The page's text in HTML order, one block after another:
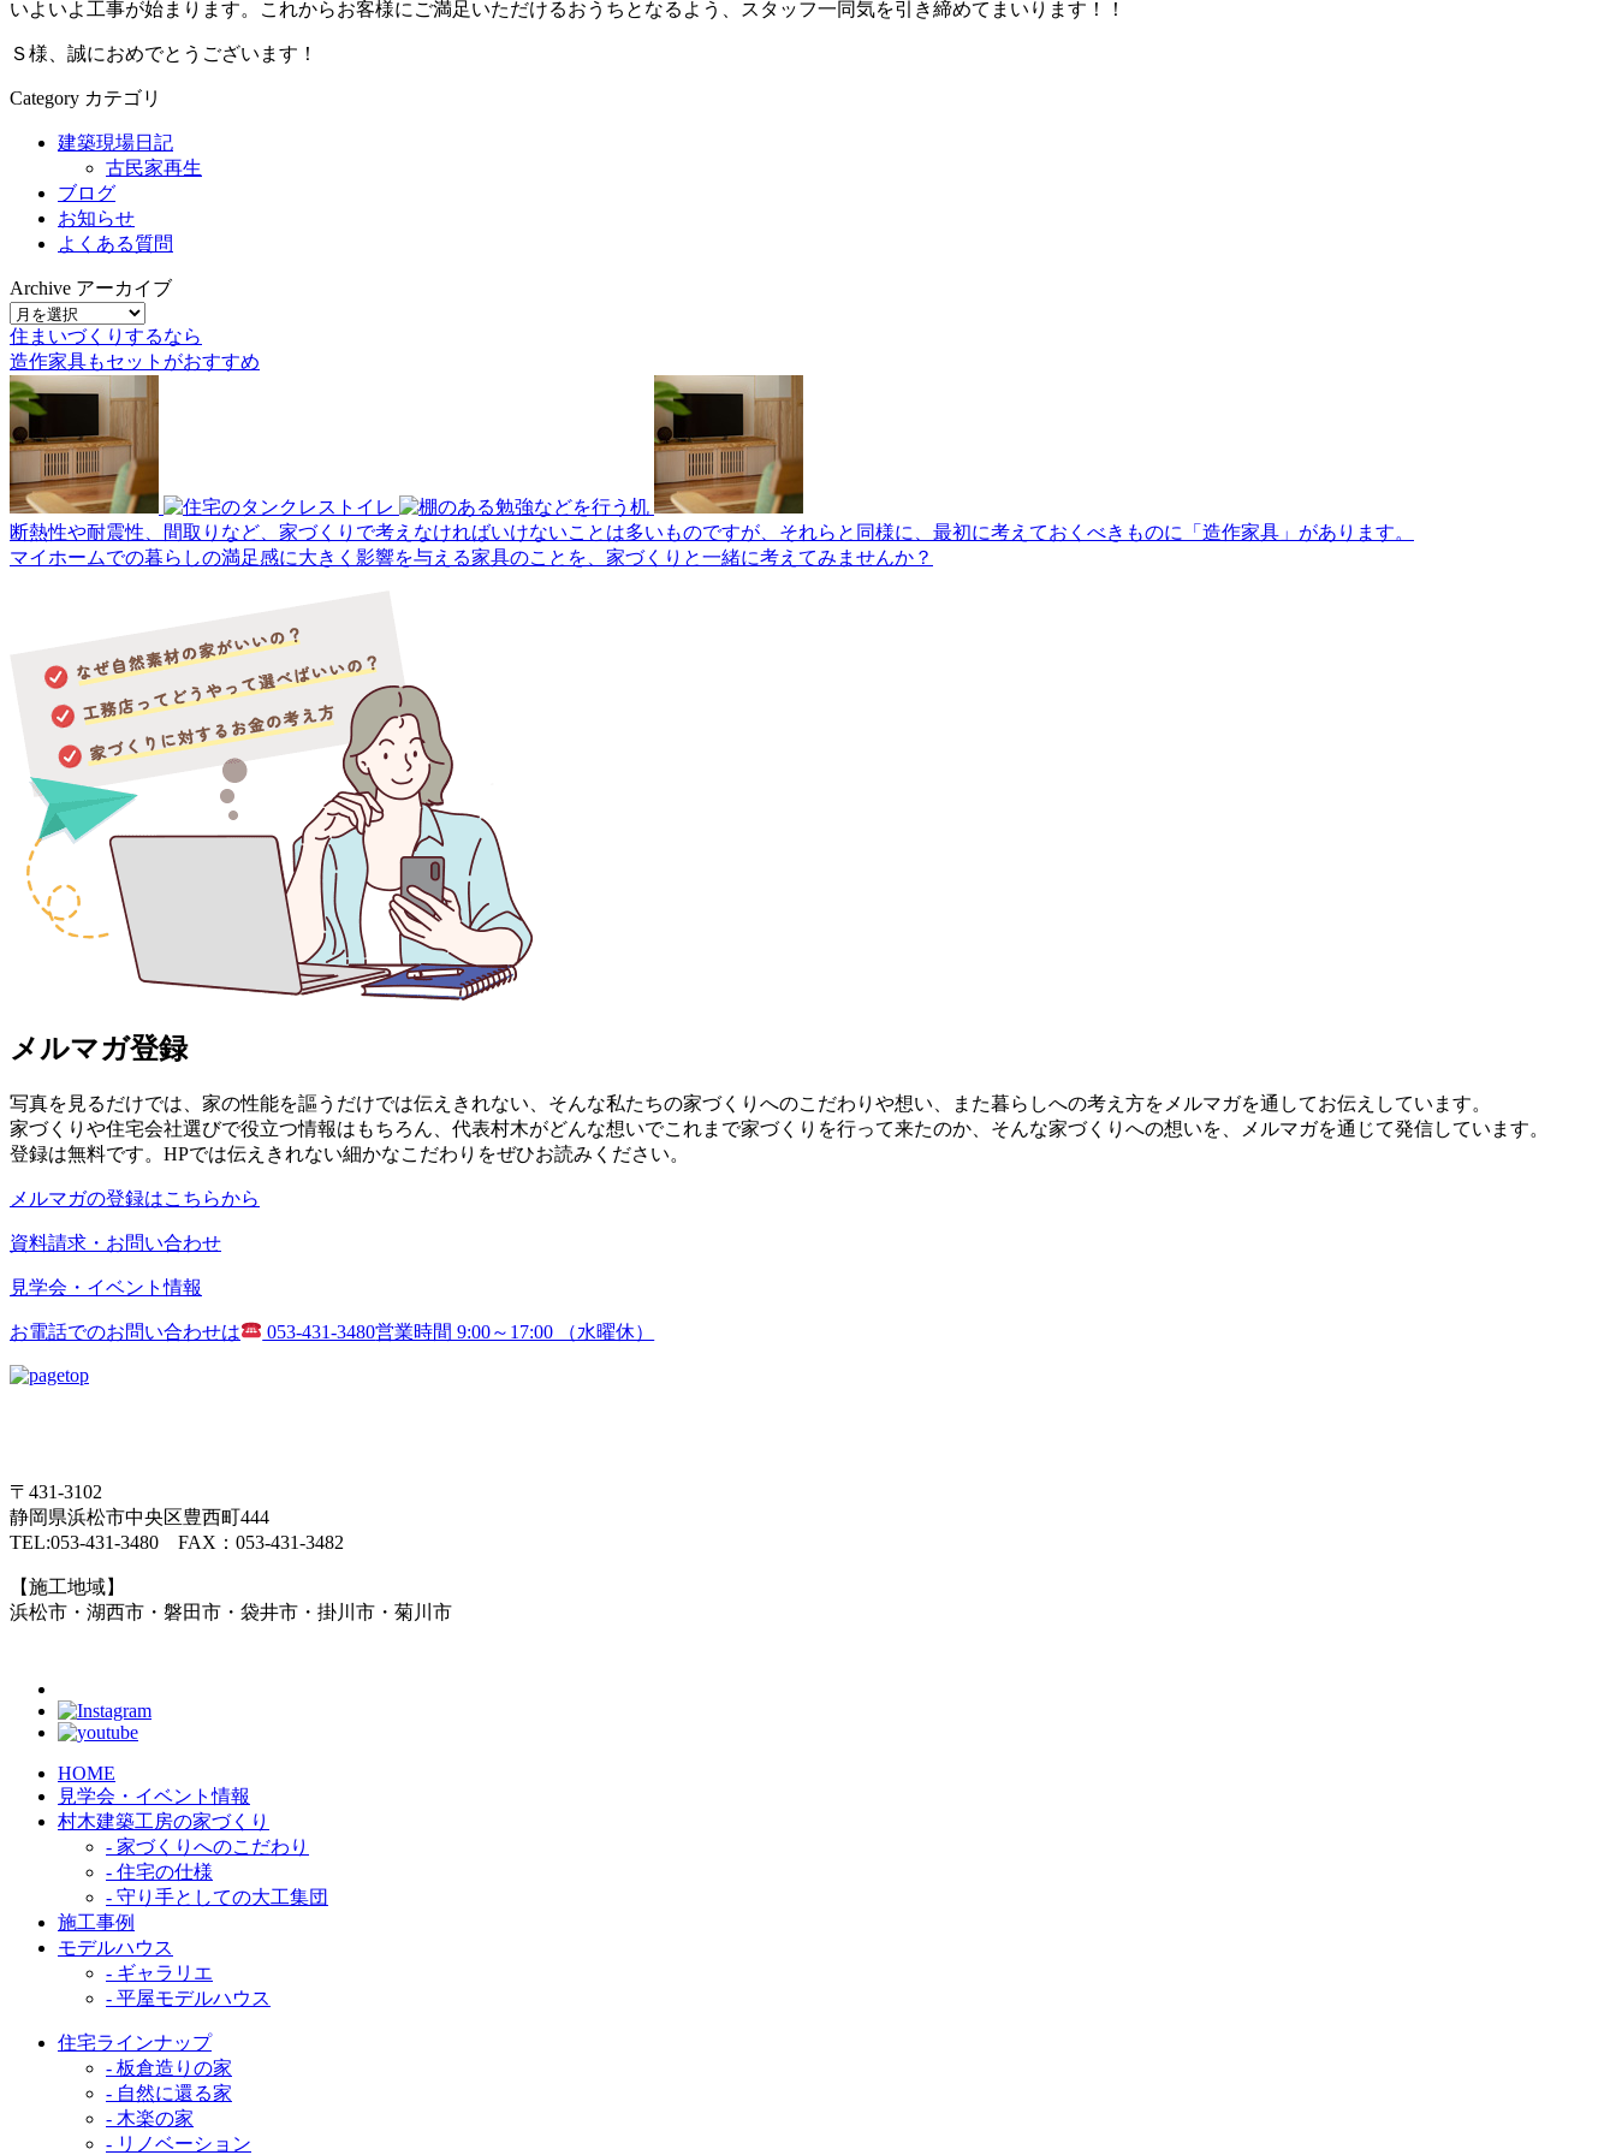
いよいよ工事が始まります。これからお客様にご満足いただけるおうちとなるよう、スタッフ一同気を引き締めてまいります！！
Ｓ様、誠におめでとうございます！
Category カテゴリ
建築現場日記
古民家再生
ブログ
お知らせ
よくある質問
Archive アーカイブ
住まいづくりするなら
造作家具もセット がおすすめ
断熱性や耐震性、間取りなど、家づくりで考えなければいけないことは多いものですが、それらと同様に、最初に考えておくべきものに「造作家具」があります。
マイホームでの暮らしの満足感に大きく影響を与える家具のことを、家づくりと一緒に考えてみませんか？
メルマガ登録
写真を見るだけでは、家の性能を謳うだけでは伝えきれない、そんな私たちの家づくりへのこだわりや想い、また暮らしへの考え方をメルマガを通してお伝えしています。
家づくりや住宅会社選びで役立つ情報はもちろん、代表村木がどんな想いでこれまで家づくりを行って来たのか、そんな家づくりへの想いを、メルマガを通じて発信しています。
登録は無料です。HPでは伝えきれない細かなこだわりをぜひお読みください。
メルマガの登録はこちらから
資料請求・お問い合わせ
見学会・イベント情報
お電話でのお問い合わせは 053-431-3480営業時間 9:00～17:00 （水曜休）
〒431-3102
静岡県浜松市中央区豊西町444
TEL:053-431-3480 FAX：053-431-3482
【施工地域】
浜松市・湖西市・磐田市・袋井市・掛川市・菊川市
HOME
見学会・イベント情報
村木建築工房の家づくり
- 家づくりへのこだわり
- 住宅の仕様
- 守り手としての大工集団
施工事例
モデルハウス
- ギャラリエ
- 平屋モデルハウス
住宅ラインナップ
- 板倉造りの家
- 自然に還る家
- 木楽の家
- リノベーション